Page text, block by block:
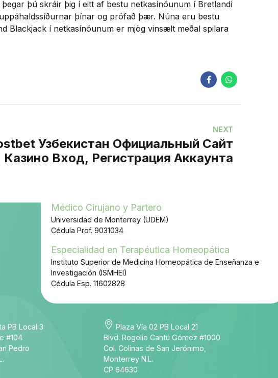
þú skráir þig í eitt af bestu netkasínóunum í Bretlandi
þínar og prófað þær. Núna eru bestu
Blackjack í netkasínóunum er mjög vinsælt meðal spilara
NEXT
Узбекистан Официальный Сайт
Вход, Регистрация Аккаунта
Médico Cirujano y Partero
Universidad de Monterrey (UDEM)
Cédula Prof. 9031034
Especialidad en Terapéutica Homeopática
Instituto Superior de Medicina Homeopática de Enseñanza e
Investigación (ISMHEI)
Cédula Esp. 11602828
PB Local 3
#104
Pedro
Plaza Vía 02 PB Local 21
Blvd. Rogelio Cantú Gómez #1000
Col. Colinas de San Jerónimo,
Monterrey N.L.
CP 64630